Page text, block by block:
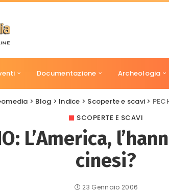
Documentazione Archeologia
> Blog > Indice > Scoperte e scavi >
SCOPERTE E SCAVI
L’America,
cinesi?
23 Gennaio 2006